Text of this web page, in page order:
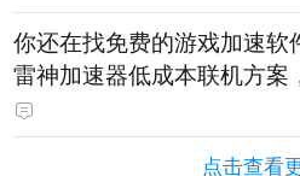
你还在找免费的游戏加速软
雷神加速器低成本联机方案
免费试用
点击查看